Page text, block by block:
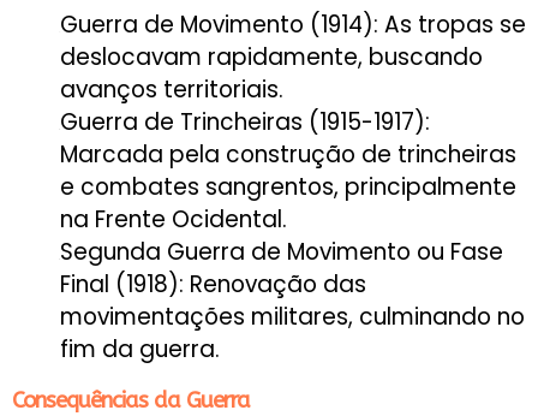
Guerra de Movimento (1914): As tropas se
deslocavam rapidamente, buscando
avanços territoriais.
Guerra de Trincheiras (1915-1917):
Marcada pela construção de trincheiras
e combates sangrentos, principalmente
na Frente Ocidental.
Segunda Guerra de Movimento ou Fase
Final (1918): Renovação das
movimentações militares, culminando no
fim da guerra.
Consequências da Guerra